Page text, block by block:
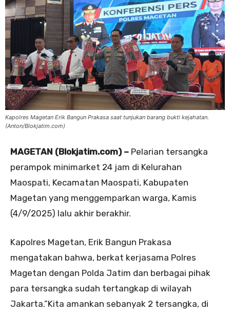
Kapolres Magetan Erik Bangun Prakasa saat tunjukan barang bukti kejahatan.
(Anton/Blokjatim.com)
MAGETAN (Blokjatim.com) – Pelarian tersangka
perampok minimarket 24 jam di Kelurahan
Maospati, Kecamatan Maospati, Kabupaten
Magetan yang menggemparkan warga, Kamis
(4/9/2025) lalu akhir berakhir.
Kapolres Magetan, Erik Bangun Prakasa
mengatakan bahwa, berkat kerjasama Polres
Magetan dengan Polda Jatim dan berbagai pihak
para tersangka sudah tertangkap di wilayah
Jakarta.”Kita amankan sebanyak 2 tersangka, di